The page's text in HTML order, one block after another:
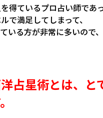
得ているプロ占い師であっ
で満足してしまって、
いる方が非常に多いので
占星術とは、と